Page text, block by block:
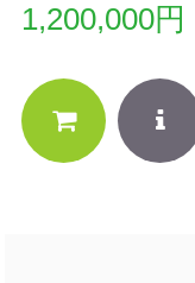
1,200,000円